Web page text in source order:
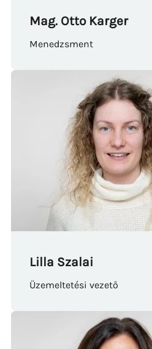
Mag. Otto Karger
Menedzsment
Lilla Szalai
Üzemeltetési vezető